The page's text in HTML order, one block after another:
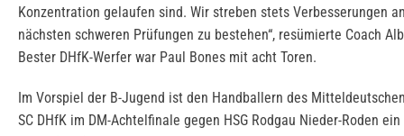
Konzentration gelaufen sind. Wir streben stets Verbesserungen
nächsten schweren Prüfungen zu bestehen“, resümierte Coach
Bester DHfK-Werfer war Paul Bones mit acht Toren.
Im Vorspiel der B-Jugend ist den Handballern des
SC DHfK im DM-Achtelfinale gegen HSG Rodgau Nieder-Roden